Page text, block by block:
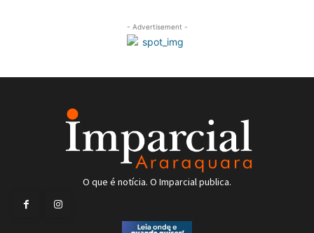
- Advertisement -
O que é notícia. O Imparcial publica.